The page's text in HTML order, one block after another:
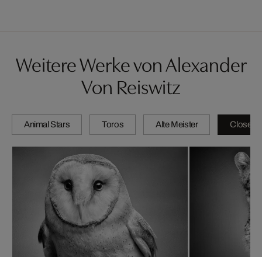
Weitere Werke von Alexander
Von Reiswitz
Animal Stars Toros Alte Meister Close-